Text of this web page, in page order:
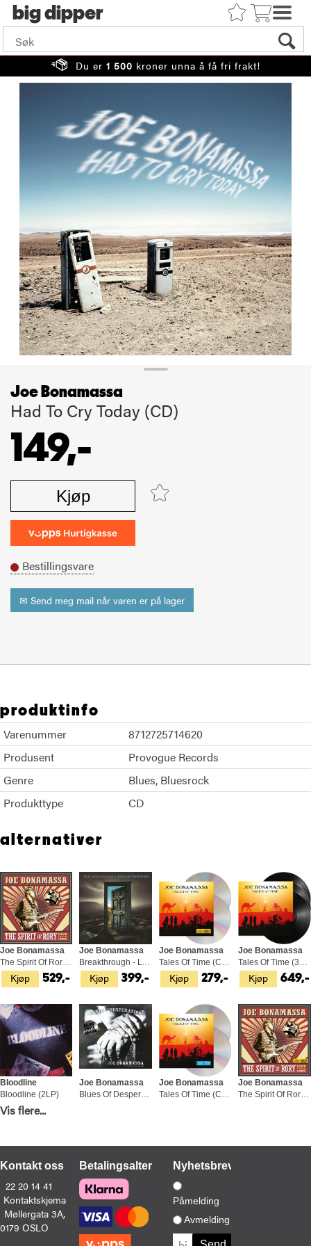
big
Du er 1 500 kroner unna å få fri frakt!
Joe Bonamassa
Had To Cry Today (CD)
149,-
Kjøp
Bestillingsvare
✉ Send meg mail når varen er på lager
produktinfo
Varenummer
8712725714620
Produsent
Provogue Records
Genre
Blues Bluesrock
Produkttype
CD
alternativer
Kjøp
Joe Bonamassa
The Spirit Of Rory (2LP)
529,- Kjøp
Joe Bonamassa
Breakthrough - LTD (LP)
399,- Kjøp
Joe Bonamassa
Tales Of Time (CD+DVD)
279,- Kjøp
Joe Bonamassa
Tales Of Time (3LP)
649,-
Kjøp
Bloodline
Bloodline (2LP)
529,-
Joe Bonamassa
Blues Of Desperation - DLX (CD)
Joe Bonamassa
Tales Of Time (CD+BD)
Joe Bonamassa
The Spirit Of Rory (CD+DVD)
Joe Bonamassa
Kjøp
Joe Bonamassa
Royal Tea - LTD (2LP)
529,- Kjøp
Joe Bonamassa
Driving Towards The Daylight - LTD (2LP)
529,-
Vis flere...
Kontakt oss
22 20 14 41
Kontaktskjema
Møllergata 3A,
0179 OSLO
BetalingsalternativerNyhetsbrev
Påmelding
Avmelding